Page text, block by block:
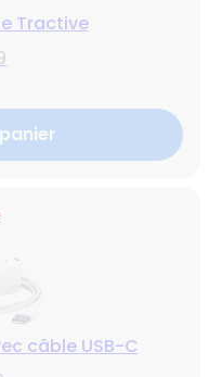
Tractive
câble USB-C